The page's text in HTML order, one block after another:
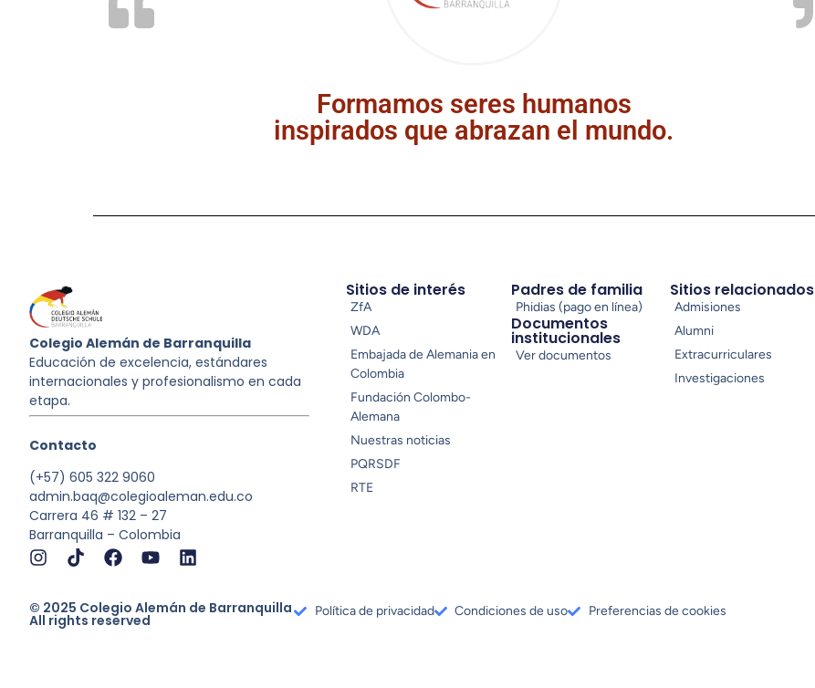
Formamos seres humanos
inspirados que abrazan el mundo.
Colegio Alemán de Barranquilla
Educación de excelencia, estándares
internacionales y profesionalismo en cada
etapa.
Contacto
(+57) 605 322 9060
admin.baq@colegioaleman.edu.co
Carrera 46 # 132 – 27
Barranquilla – Colombia
Sitios de interés
ZfA
WDA
Embajada de Alemania en
Colombia
Fundación Colombo-
Alemana
Nuestras noticias
PQRSDF
RTE
Padres de familia
Phidias (pago en línea)
Documentos
institucionales
Ver documentos
Sitios relacionados
Admisiones
Alumni
Extracurriculares
Investigaciones
© 2025 Colegio Alemán de Barranquilla
All rights reserved
Política de privacidad Condiciones de uso Preferencias de cookies